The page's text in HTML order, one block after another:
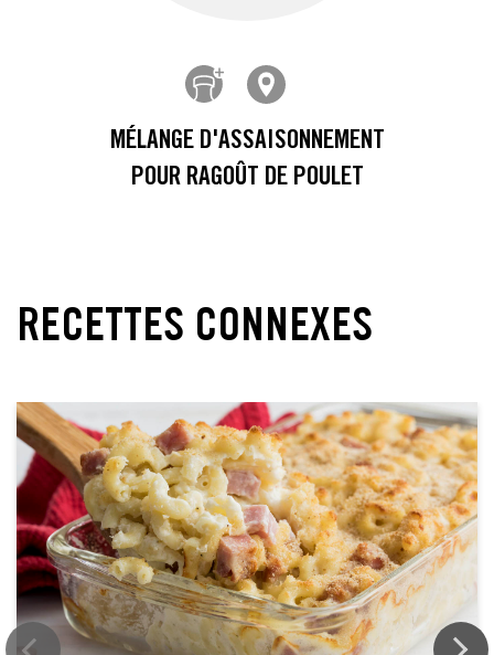
MÉLANGE D'ASSAISONNEMENT
POUR RAGOÛT DE POULET
RECETTES CONNEXES